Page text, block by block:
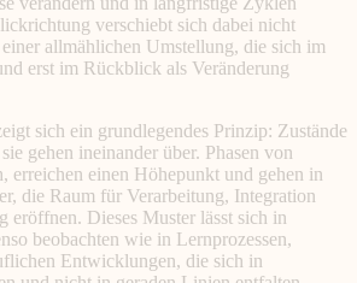
verschiebt sich dabei nicht
einer allmählichen Umstellung, die sich im
erst im Rückblick als Veränderung
sich ein grundlegendes Prinzip: Zustände
gehen ineinander über. Phasen von
erreichen einen Höhepunkt und gehen in
die Raum für Verarbeitung, Integration
eröffnen. Dieses Muster lässt sich in
beobachten wie in Lernprozessen,
Entwicklungen, die sich in